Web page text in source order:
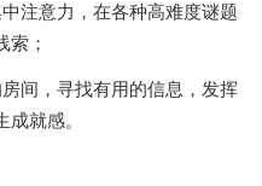
注意力，在各种高难度谜题
索；
间，寻找有用的信息，发挥
就感。